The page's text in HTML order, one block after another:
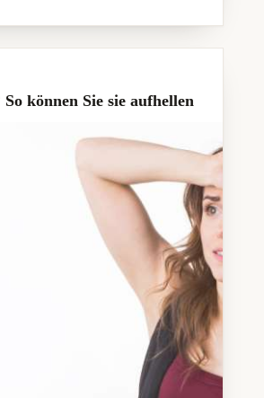
können Sie sie aufhellen